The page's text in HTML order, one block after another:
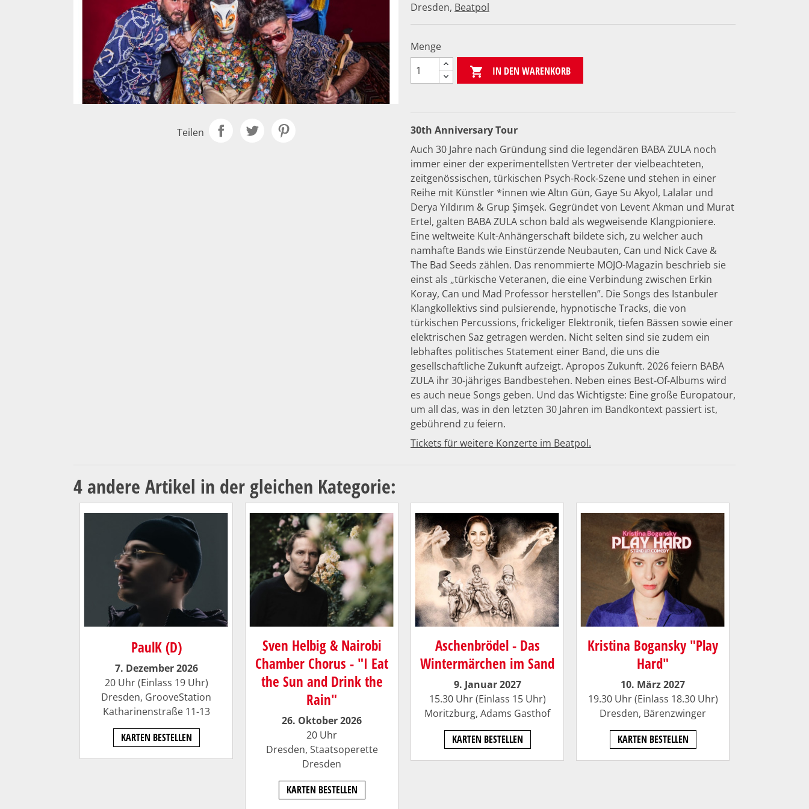
Teilen
Dresden, Beatpol
Menge
 IN DEN WARENKORB
30th Anniversary Tour
Auch 30 Jahre nach Gründung sind die legendären BABA ZULA noch
immer einer der experimentellsten Vertreter der vielbeachteten,
zeitgenössischen, türkischen Psych-Rock-Szene und stehen in einer
Reihe mit Künstler *innen wie Altın Gün, Gaye Su Akyol, Lalalar und
Derya Yıldırım & Grup Şimşek. Gegründet von Levent Akman und Murat
Ertel, galten BABA ZULA schon bald als wegweisende Klangpioniere.
Eine weltweite Kult-Anhängerschaft bildete sich, zu welcher auch
namhafte Bands wie Einstürzende Neubauten, Can und Nick Cave &
The Bad Seeds zählen. Das renommierte MOJO-Magazin beschrieb sie
einst als „türkische Veteranen, die eine Verbindung zwischen Erkin
Koray, Can und Mad Professor herstellen”. Die Songs des Istanbuler
Klangkollektivs sind pulsierende, hypnotische Tracks, die von
türkischen Percussions, frickeliger Elektronik, tiefen Bässen sowie einer
elektrischen Saz getragen werden. Nicht selten sind sie zudem ein
lebhaftes politisches Statement einer Band, die uns die
gesellschaftliche Zukunft aufzeigt. Apropos Zukunft. 2026 feiern BABA
ZULA ihr 30-jähriges Bandbestehen. Neben eines Best-Of-Albums wird
es auch neue Songs geben. Und das Wichtigste: Eine große Europatour,
um all das, was in den letzten 30 Jahren im Bandkontext passiert ist,
gebührend zu feiern.
Tickets für weitere Konzerte im Beatpol.
4 andere Artikel in der gleichen Kategorie:
PaulK (D)
7. Dezember 2026
20 Uhr (Einlass 19 Uhr)
Dresden, GrooveStation
Katharinenstraße 11-13
KARTEN BESTELLEN
Sven Helbig & Nairobi
Chamber Chorus - "I Eat
the Sun and Drink the
Rain"
26. Oktober 2026
20 Uhr
Dresden, Staatsoperette
Dresden
KARTEN BESTELLEN
Aschenbrödel - Das
Wintermärchen im Sand
9. Januar 2027
15.30 Uhr (Einlass 15 Uhr)
Moritzburg, Adams Gasthof
KARTEN BESTELLEN
Kristina Bogansky "Play
Hard"
10. März 2027
19.30 Uhr (Einlass 18.30 Uhr)
Dresden, Bärenzwinger
KARTEN BESTELLEN